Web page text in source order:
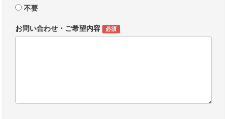
不要
お問い合わせ・ご希望内容 必須